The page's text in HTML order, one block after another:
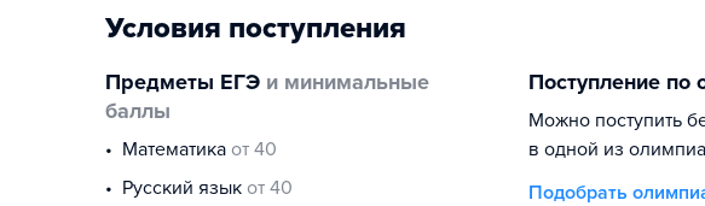
Условия поступления
Предметы ЕГЭ и минимальные
баллы
математика от 40
русский язык от 40
Поступление по
Можно поступить
в одной из
Подобрать